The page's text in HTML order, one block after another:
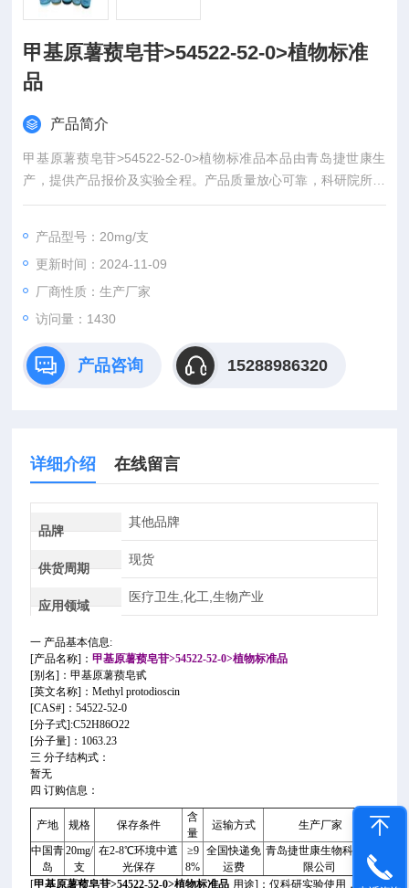
甲基原薯蓣皂苷>54522-52-0>植物标准
品
产品简介
甲基原薯蓣皂苷>54522-52-0>植物标准品本品由青岛捷世康生
产，提供产品报价及实验全程。产品质量放心可靠，科研院所客
户信誉良好者可先发货后付款。另提供植物物质提纯，如因原料
产品型号：20mg/支
更新时间：2024-11-09
厂商性质：生产厂家
访问量：1430
产品咨询 15288986320
详细介绍 在线留言
品牌
其他品牌
供货周期
现货
应用领域
医疗卫生,化工,生物产业
一 产品基本信息:
[产品名称]：甲基原薯蓣皂苷>54522-52-0>植物标准品
[别名]：甲基原薯蓣皂甙
[英文名称]：Methyl protodioscin
[CAS#]：54522-52-0
[分子式]:C52H86O22
[分子量]：1063.23
三 分子结构式：
暂无
四 订购信息：
产地 规格 保存条件
含
量
运输方式
生产厂家
中国青
岛
20mg/
支
在2-8℃环境中遮
光保存
≥9
8%
全国快递免
运费
青岛捷世康生物科技有
限公司
[甲基原薯蓣皂苷>54522-52-0>植物标准品 用途]：仅科研实验使用，严禁